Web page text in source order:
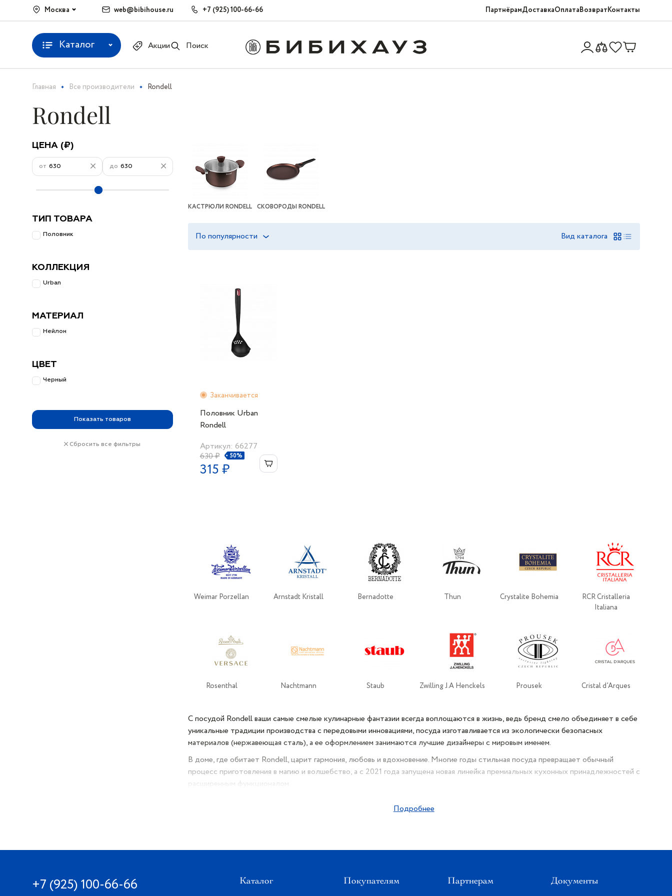
Москва web@bibihouse.ru +7 (925) 100-66-66 ПартнёрамДоставкаОплатаВозвратКонтакты
Каталог Акции Поиск
Главная Все производители Rondell
Rondell
ЦЕНА (₽)
от до
ТИП ТОВАРА
Половник
КОЛЛЕКЦИЯ
Urban
МАТЕРИАЛ
Нейлон
ЦВЕТ
Черный
Показать товаров
Сбросить все фильтры
КАСТРЮЛИ RONDELL СКОВОРОДЫ RONDELL
По популярности Вид каталога
Заканчивается
Половник Urban
Rondell
Артикул: 66277
630 ₽
50%
315 ₽
Weimar Porzellan Arnstadt Kristall Bernadotte Thun Crystalite Bohemia
RCR Cristalleria
Italiana
Rosenthal Nachtmann Staub Zwilling J.A Henckels Prousek Cristal d’Arques
С посудой Rondell ваши самые смелые кулинарные фантазии всегда воплощаются в жизнь, ведь бренд смело объединяет в себе
уникальные традиции производства с передовыми инновациями, посуда изготавливается из экологически безопасных
материалов (нержавеющая сталь), а ее оформлением занимаются лучшие дизайнеры с мировым именем.
В доме, где обитает Rondell, царит гармония, любовь и вдохновение. Многие годы стильная посуда превращает обычный
процесс приготовления в магию и волшебство, а с 2021 года запущена новая линейка премиальных кухонных принадлежностей с
расширенным функционалом.
еще Rondell — единственная торговая марка посуды, которая трижды получила платиновую награду в категории «Любимый
Подробнее
+7 (925) 100-66-66 Каталог Покупателям Партнерам Документы